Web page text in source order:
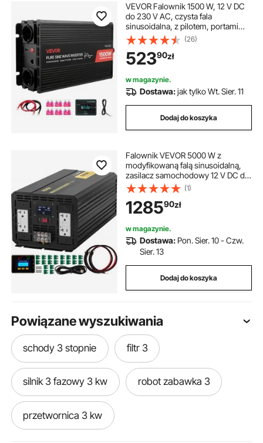
VEVOR Falownik 1500 W, 12 V DC
do 230 V AC, czysta fala
sinusoidalna, z pilotem, portami
USB i typu C, 2 gniazdami AC,
szybkie ładowanie dla kamperów,
ciężarówek i kempingów
(26)
52390zł
w magazynie.
Dostawa:jak tylko Wt. Sier. 11
Dodaj do koszyka
Falownik VEVOR 5000 W z
modyfikowaną falą sinusoidalną,
zasilacz samochodowy 12 V DC do
110 V AC, z wyświetlaczem LCD,
pilotem, oświetleniem LED i
gniazdami GFCI do pojazdów
kempingowych, ciężarówek, łodzi i
sprzętu do aktywności na świeżym
powietrzu.
(1)
128590zł
w magazynie.
Dostawa: Pon. Sier. 10 - Czw.
Sier. 13
Dodaj do koszyka
Powiązane wyszukiwania
schody 3 stopnie filtr 3
silnik 3 fazowy 3 kw robot zabawka 3
przetwornica 3 kw